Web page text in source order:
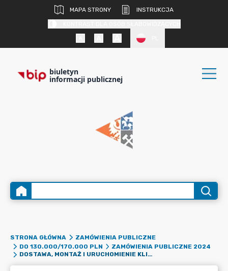
MAPA STRONY
INSTRUKCJA
biuletyn
informacji publicznej
STRONA GŁÓWNA
ZAMÓWIENIA PUBLICZNE
DO 130.000/170.000 PLN
ZAMÓWIENIA PUBLICZNE 2024
DOSTAWA, MONTAŻ I URUCHOMIENIE KLIMATYZACJI W SIEDZIBIE URZĘDU MIASTA I GMINY W BOGATYNI, UL. 1-GO MAJA 29